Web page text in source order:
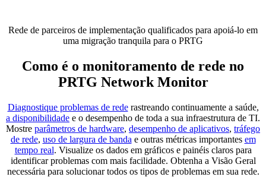
Rede de parceiros de implementação qualificados para apoiá-lo em
uma migração tranquila para o PRTG
Como é o monitoramento de rede no
PRTG Network Monitor
Diagnostique problemas de rederastreando continuamente a saúde,
a disponibilidade e o desempenho de toda a sua infraestrutura de TI.
Mostre parâmetros de hardware, desempenho de aplicativos, tráfego
de rede, uso de largura de banda e outras métricas importantes em
tempo real. Visualize os dados em gráficos e painéis claros para
identificar problemas com mais facilidade. Obtenha a Visão Geral
necessária para solucionar todos os tipos de problemas em sua rede.